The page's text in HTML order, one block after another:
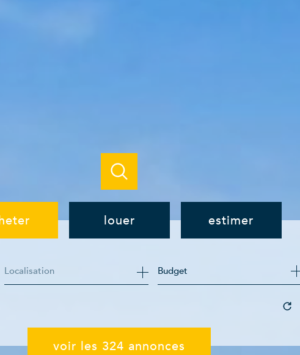
pro
louer
de l'immo pro
estimer
Budget
voir les 324 annonces